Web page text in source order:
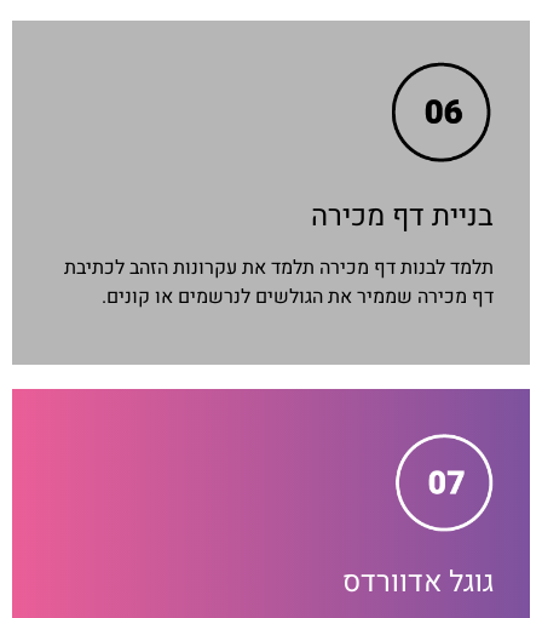
בניית דף מכירה
תלמד לבנות דף מכירה תלמד את עקרונות הזהב לכתיבת
דף מכירה שממיר את הגולשים לנרשמים או קונים.
גוגל אדוורדס